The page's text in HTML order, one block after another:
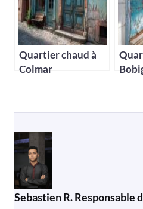
Quartier chaud à
Colmar
Sebastien R. Responsable